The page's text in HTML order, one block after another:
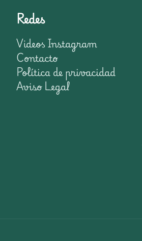
Redes
Videos Instagram
Contacto
Política de privacidad
Aviso Legal